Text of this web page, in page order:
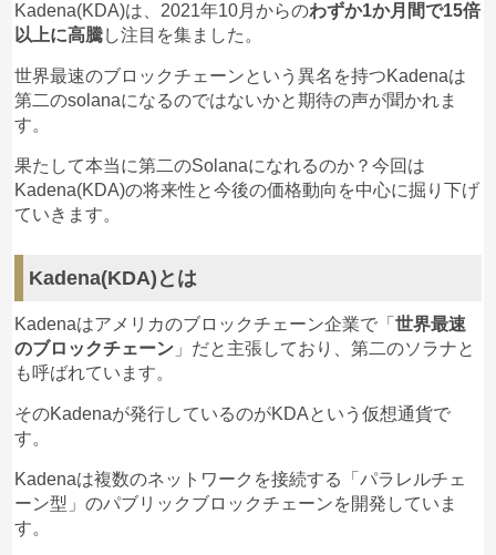
Kadena(KDA)は、2021年10月からのわずか1か月間で15倍
以上に高騰し注目を集ました。
世界最速のブロックチェーンという異名を持つKadenaは
第二のsolanaになるのではないかと期待の声が聞かれま
す。
果たして本当に第二のSolanaになれるのか？今回は
Kadena(KDA)の将来性と今後の価格動向を中心に掘り下げ
ていきます。
Kadena(KDA)とは
Kadenaはアメリカのブロックチェーン企業で「世界最速
のブロックチェーン 」だと主張しており、第二のソラナと
も呼ばれています。
そのKadenaが発行しているのがKDAという仮想通貨で
す。
Kadenaは複数のネットワークを接続する「パラレルチェ
ーン型」のパブリックブロックチェーンを開発していま
す。